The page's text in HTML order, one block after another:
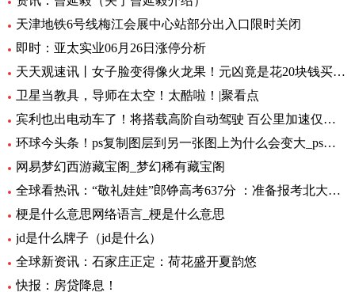
天津地铁6号线梅江会展中心站部分出入口限时关闭
即时：亚太实业06月26日涨停分析
天天观速讯丨女子脸变得像火龙果！元凶竟是花20块钱买的……
卫星当教具，导师在太空！太酷啦！|聚看点
宾利也出电动车了！将搭载高阶自动驾驶 百公里加速仅需1.5秒 全球要闻
环球今头条！ps复制图层到另一张图上为什么会变大_ps复制图层到另一张图
网易梦幻西游藏宝阁_梦幻稀有藏宝阁
全球看热讯：“敬礼娃娃”郎铮高考637分 ：准备报考北大，未来做公务员为人民服务
梗是什么意思网络语言_梗是什么意思
jd是什么牌子（jd是什么）
全球新资讯：石家庄正定：荷花盛开夏韵悠
快报：房贷降息！